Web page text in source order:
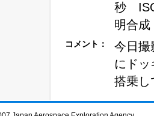
秒
明合成
コメント：
今日撮
にド
搭乗し